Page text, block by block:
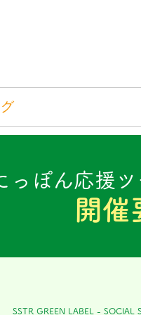
っぽん応援
開催
SSTR GREEN LABEL - SOCIAL